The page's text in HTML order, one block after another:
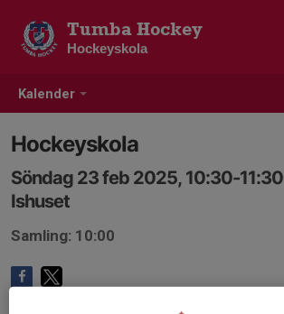
Kalender
Tumba Hockey
Hockeyskola
Hockeyskola
Söndag 23 feb 2025, 10:30-11:30
Ishuset
Samling: 10:00